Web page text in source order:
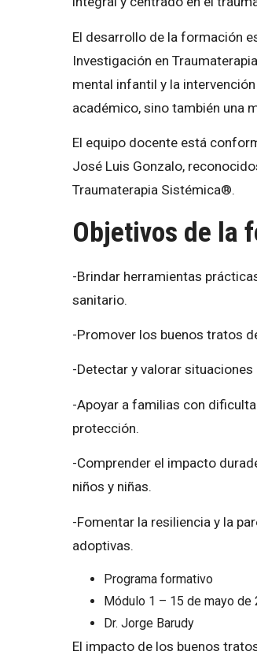
El desarrollo de la formación
Investigación en
mental infantil y la
académico, sino también una
El equipo docente está
José Luis Gonzalo,
Traumaterapia Sistémica®.
Objetivos de la
-Brindar herramientas
sanitario.
-Promover los buenos tratos
-Detectar y valorar
-Apoyar a familias con
protección.
-Comprender el impacto
niños y niñas.
-Fomentar la resiliencia y la
adoptivas.
Programa formativo
Módulo 1 – 15 de mayo de
Dr. Jorge Barudy
El impacto de los buenos